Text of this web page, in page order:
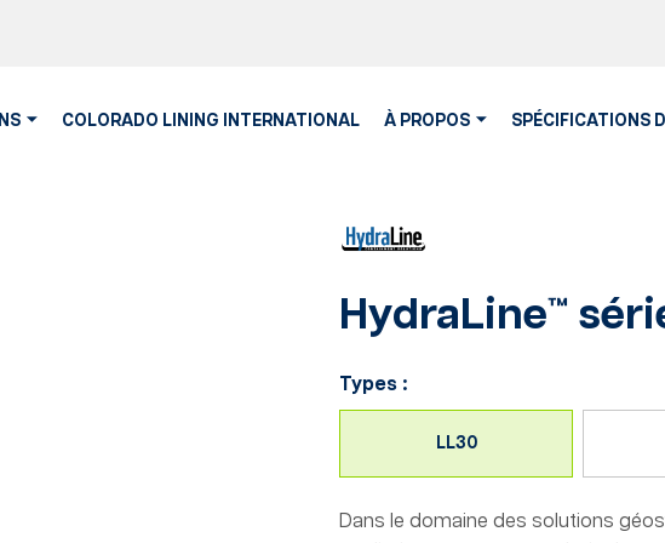
COLORADO LINING INTERNATIONAL À PROPOS SPÉCIFICATIONS
HydraLine™
Types :
LL30
Dans le domaine des solutions